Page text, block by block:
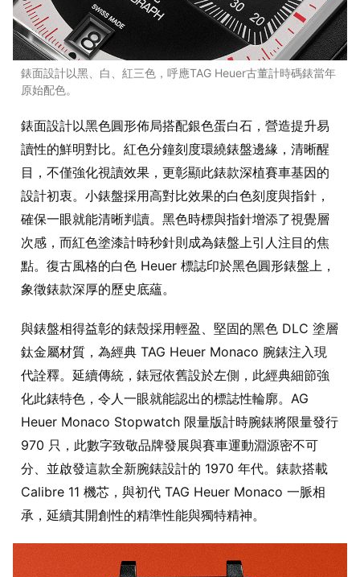
錶面設計以黑、白、紅三色，呼應TAG Heuer古董計時碼錶當年
原始配色。
錶面設計以黑色圓形佈局搭配銀色蛋白石，營造提升易
讀性的鮮明對比。紅色分鐘刻度環繞錶盤邊緣，清晰醒
目，不僅強化視讀效果，更彰顯此錶款深植賽車基因的
設計初衷。小錶盤採用高對比效果的白色刻度與指針，
確保一眼就能清晰判讀。黑色時標與指針增添了視覺層
次感，而紅色塗漆計時秒針則成為錶盤上引人注目的焦
點。復古風格的白色 Heuer 標誌印於黑色圓形錶盤上，
象徵錶款深厚的歷史底蘊。
與錶盤相得益彰的錶殼採用輕盈、堅固的黑色 DLC 塗層
鈦金屬材質，為經典 TAG Heuer Monaco 腕錶注入現
代詮釋。延續傳統，錶冠依舊設於左側，此經典細節強
化此錶特色，令人一眼就能認出的標誌性輪廓。AG
Heuer Monaco Stopwatch 限量版計時腕錶將限量發行
970 只，此數字致敬品牌發展與賽車運動淵源密不可
分、並啟發這款全新腕錶設計的 1970 年代。錶款搭載
Calibre 11 機芯，與初代 TAG Heuer Monaco 一脈相
承，延續其開創性的精準性能與獨特精神。